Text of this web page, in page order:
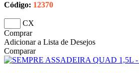
Código: 12370
CX
Comprar
Adicionar a Lista de Desejos
Comparar